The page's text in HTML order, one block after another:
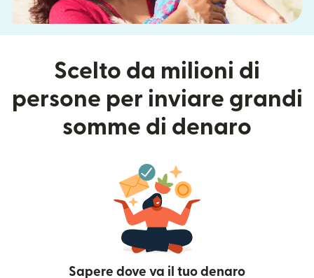
Scelto da milioni di
persone per inviare grandi
somme di denaro
Sapere dove va il tuo denaro